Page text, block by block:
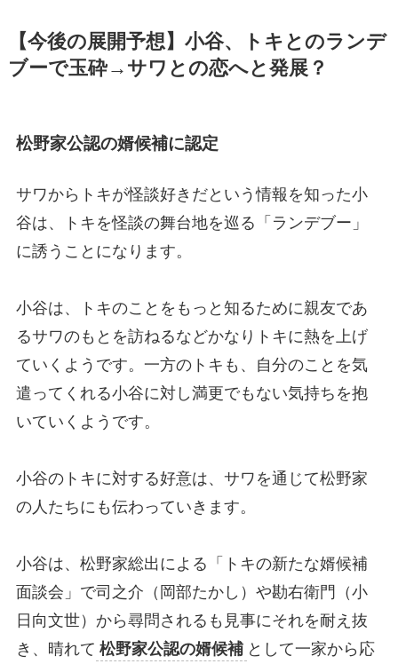
【今後の展開予想】小谷、トキとのランデ
ブーで玉砕→サワとの恋へと発展？
松野家公認の婿候補に認定
サワからトキが怪談好きだという情報を知った小
谷は、トキを怪談の舞台地を巡る「ランデブー」
に誘うことになります。
小谷は、トキのことをもっと知るために親友であ
るサワのもとを訪ねるなどかなりトキに熱を上げ
ていくようです。一方のトキも、自分のことを気
遣ってくれる小谷に対し満更でもない気持ちを抱
いていくようです。
小谷のトキに対する好意は、サワを通じて松野家
の人たちにも伝わっていきます。
小谷は、松野家総出による「トキの新たな婿候補
面談会」で司之介（岡部たかし）や勘右衛門（小
日向文世）から尋問されるも見事にそれを耐え抜
き、晴れて 松野家公認の婿候補 として一家から応